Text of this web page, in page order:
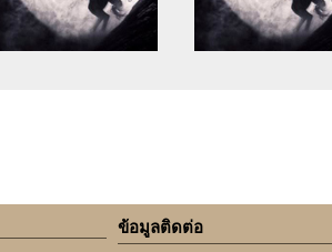
show.php
keedkean/domains/keedkean.com/
aw8pro1com
/home/keedkean/
aw8pro1com
ข้อมูลติดต่อ